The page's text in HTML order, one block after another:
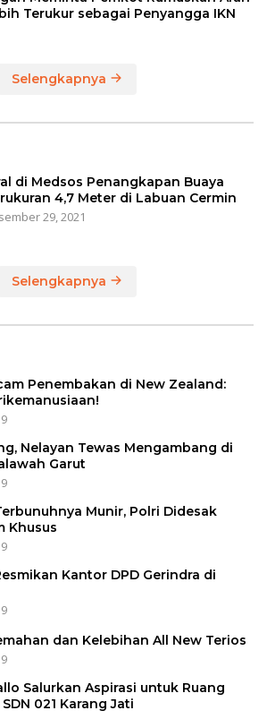
Terukur sebagai Penyangga IKN
Selengkapnya
di Medsos Penangkapan Buaya
4,7 Meter di Labuan Cermin
29, 2021
Selengkapnya
Penembakan di New Zealand:
Nelayan Tewas Mengambang di
Garut
Munir, Polri Didesak
Khusus
Kantor DPD Gerindra di
dan Kelebihan All New Terios
Salurkan Aspirasi untuk Ruang
021 Karang Jati